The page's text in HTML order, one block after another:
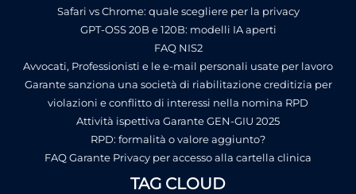
Safari vs Chrome: quale scegliere per la privacy
GPT-OSS 20B e 120B: modelli IA aperti
FAQ NIS2
Avvocati, Professionisti e le e-mail personali usate per lavoro
Garante sanziona una società di riabilitazione creditizia per
violazioni e conflitto di interessi nella nomina RPD
Attività ispettiva Garante GEN-GIU 2025
RPD: formalità o valore aggiunto?
FAQ Garante Privacy per accesso alla cartella clinica
TAG CLOUD